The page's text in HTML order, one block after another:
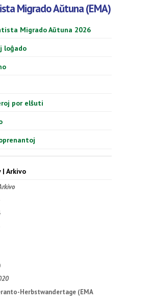
Migrado Aŭtuna (EMA)
Migrado Aŭtuna 2026
loĝado
por elŝuti
| Arkivo
Herbstwandertage (EMA